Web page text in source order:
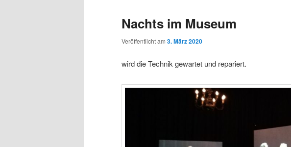
Nachts im Museum
Veröffentlicht am 3. März 2020
wird die Technik gewartet und repariert.